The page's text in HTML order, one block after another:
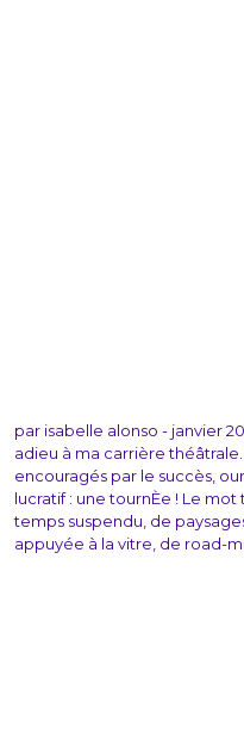
par isabelle alonso - janvier
adieu à ma carrière
encouragés par le succès,
lucratif : une tournÈe ! Le
temps suspendu, de
appuyée à la vitre, de road-